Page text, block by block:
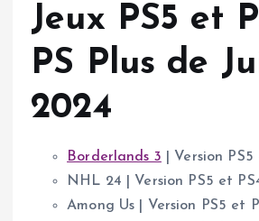
Jeux PS5 et
PS Plus de
2024
Borderlands 3 | Version PS5
NHL 24 | Version PS5 et
Among Us | Version PS5 et